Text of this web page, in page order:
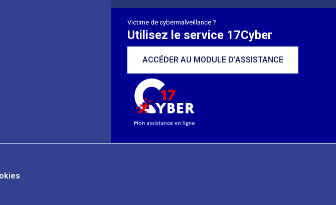
Victime de cybermalveillance ?
Utilisez le service 17Cyber
ACCÉDER AU MODULE D'ASSISTANCE